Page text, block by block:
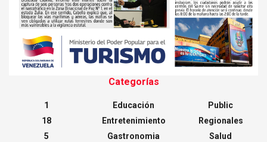
Categorías
1
18
5
Educación
Entretenimiento
Gastronomia
Public
Regionales
Salud